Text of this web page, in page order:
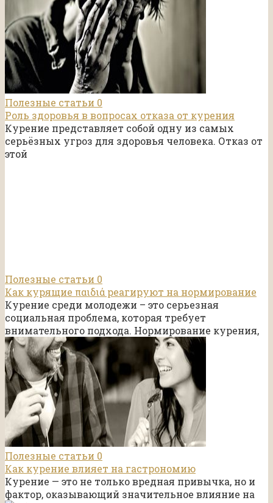
Полезные статьи 0
Роль здоровья в вопросах отказа от курения
Курение представляет собой одну из самых
серьёзных угроз для здоровья человека. Отказ от
этой
Полезные статьи 0
Как курящие παιδιά реагируют на нормирование
Курение среди молодежи – это серьезная
социальная проблема, которая требует
внимательного подхода. Нормирование курения,
Полезные статьи 0
Как курение влияет на гастрономию
Курение — это не только вредная привычка, но и
фактор, оказывающий значительное влияние на